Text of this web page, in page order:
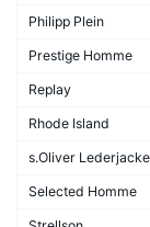
Philipp Plein
Prestige Homme
Replay
Rhode Island
s.Oliver Lederjacke
Selected Homme